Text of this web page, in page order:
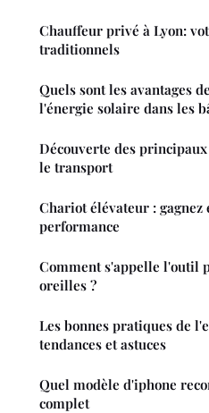
Chauffeur privé à Lyon:
traditionnels
Quels sont les avantages
l'énergie solaire dans les
Découverte des
le transport
Chariot élévateur : gagnez
performance
Comment s'appelle l'outil
oreilles ?
Les bonnes pratiques de
tendances et astuces
Quel modèle d'iphone
complet